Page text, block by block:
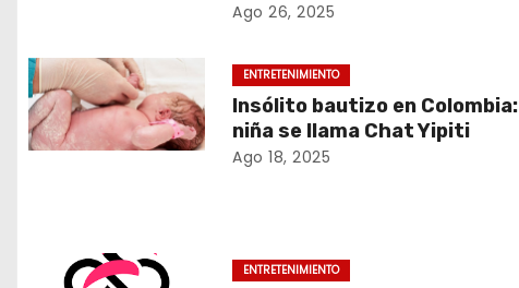
Ago 26, 2025
ENTRETENIMIENTO
Insólito bautizo en Colombia:
niña se llama Chat Yipiti
Ago 18, 2025
ENTRETENIMIENTO